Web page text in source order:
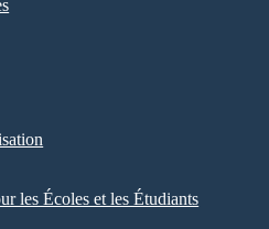
les Écoles et les Étudiants